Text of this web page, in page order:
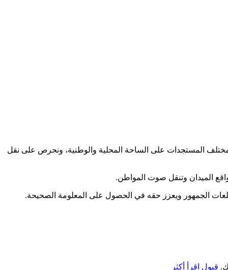
مختلف المستجدات على الساحة المحلية والوطنية، ونحرص على نقل
الميدان وتنقل صوت المواطن.
الجمهور ويعزز حقه في الحصول على المعلومة الصحيحة.
قبول اقرأ أكثر